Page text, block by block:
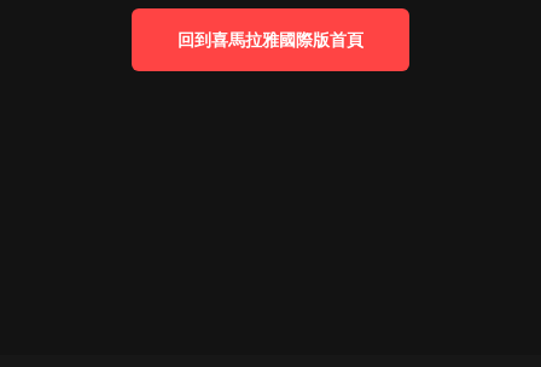
回到喜馬拉雅國際版首頁